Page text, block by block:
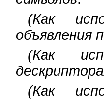
(Как
объявления
(Как
(Как